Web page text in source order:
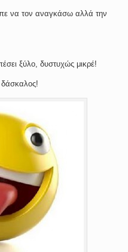
να τον αναγκάσω αλλά την
ξύλο, δυστυχώς μικρέ!
δάσκαλος!